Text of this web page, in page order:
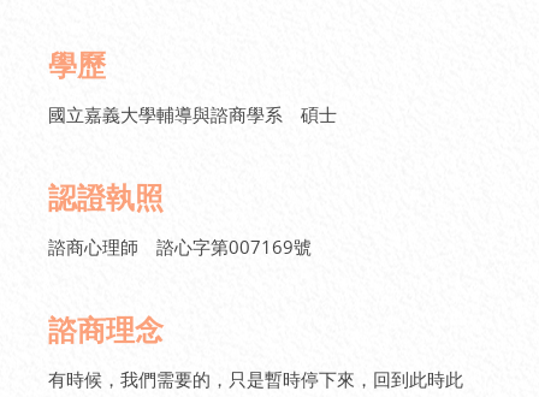
學歷
國立嘉義大學輔導與諮商學系 碩士
認證執照
諮商心理師 諮心字第007169號
諮商理念
有時候，我們需要的，只是暫時停下來，回到此時此